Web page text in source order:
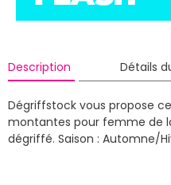
Description Détails
Dégriffstock vous propose
montantes pour femme de
dégriffé. Saison : Automne/